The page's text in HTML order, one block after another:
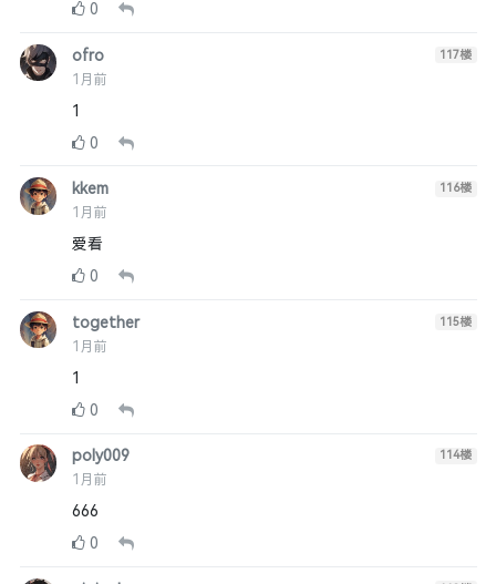
0
ofro
1月前
117楼
1
0
kkem
1月前
116楼
爱看
0
together
1月前
115楼
1
0
poly009
1月前
114楼
666
0